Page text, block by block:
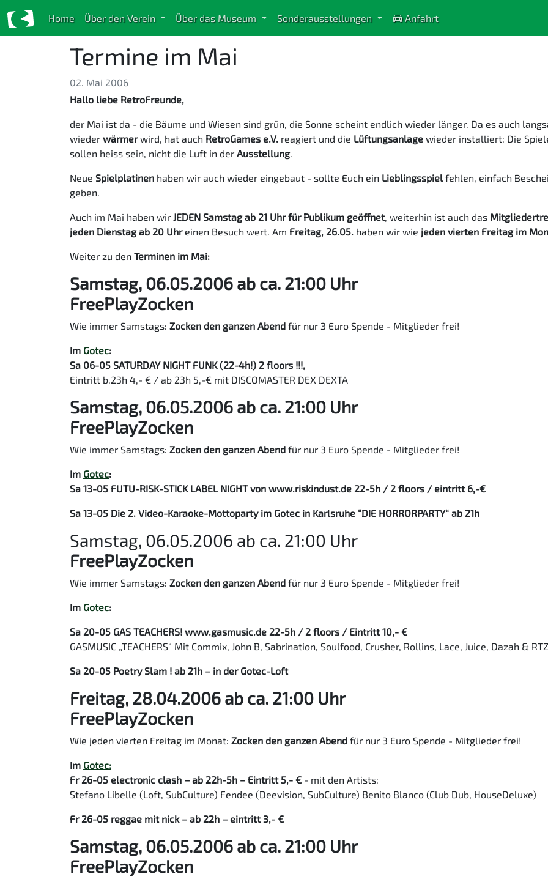
Home Über den Verein Über das Museum Sonderausstellungen Anfahrt
Termine im Mai
02. Mai 2006
Hallo liebe RetroFreunde,
der Mai ist da - die Bäume und Wiesen sind grün, die Sonne scheint endlich wieder länger. Da es auch
wieder wärmerwird, hat auch RetroGames e.V. reagiert und die Lüftungsanlage wieder installiert: Die
sollen heiss sein, nicht die Luft in der Ausstellung.
Neue Spielplatinen haben wir auch wieder eingebaut - sollte Euch ein Lieblingsspiel fehlen, einfach
geben.
Auch im Mai haben wir JEDEN Samstag ab 21 Uhr für Publikum geöffnet, weiterhin ist auch das
jeden Dienstag ab 20 Uhreinen Besuch wert. Am Freitag, 26.05. haben wir wie jeden vierten Freitag im
Weiter zu den Terminen im Mai:
Samstag, 06.05.2006 ab ca. 21:00 Uhr
FreePlayZocken
Wie immer Samstags: Zocken den ganzen Abend für nur 3 Euro Spende - Mitglieder frei!
Im Gotec:
Sa 06-05 SATURDAY NIGHT FUNK (22-4h!) 2 floors !!!,
Eintritt b.23h 4,- € / ab 23h 5,-€ mit DISCOMASTER DEX DEXTA
Samstag, 06.05.2006 ab ca. 21:00 Uhr
FreePlayZocken
Wie immer Samstags: Zocken den ganzen Abend für nur 3 Euro Spende - Mitglieder frei!
Im Gotec:
Sa 13-05 FUTU-RISK-STICK LABEL NIGHT von www.riskindust.de 22-5h / 2 floors / eintritt 6,-€
Sa 13-05 Die 2. Video-Karaoke-Mottoparty im Gotec in Karlsruhe “DIE HORRORPARTY“ ab 21h
Samstag, 06.05.2006 ab ca. 21:00 Uhr
FreePlayZocken
Wie immer Samstags: Zocken den ganzen Abend für nur 3 Euro Spende - Mitglieder frei!
Im Gotec:
Sa 20-05 GAS TEACHERS! www.gasmusic.de 22-5h / 2 floors / Eintritt 10,- €
GASMUSIC „TEACHERS“ Mit Commix, John B, Sabrination, Soulfood, Crusher, Rollins, Lace, Juice, Dazah & RTZ
Sa 20-05 Poetry Slam ! ab 21h – in der Gotec-Loft
Freitag, 28.04.2006 ab ca. 21:00 Uhr
FreePlayZocken
Wie jeden vierten Freitag im Monat: Zocken den ganzen Abend für nur 3 Euro Spende - Mitglieder frei!
Im Gotec:
Fr 26-05 electronic clash – ab 22h-5h – Eintritt 5,- € - mit den Artists:
Stefano Libelle (Loft, SubCulture) Fendee (Deevision, SubCulture) Benito Blanco (Club Dub, HouseDeluxe)
Fr 26-05 reggae mit nick – ab 22h – eintritt 3,- €
Samstag, 06.05.2006 ab ca. 21:00 Uhr
FreePlayZocken